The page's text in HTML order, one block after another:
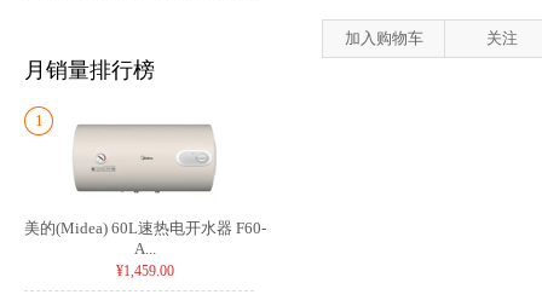
月销量排行榜
1
美的(Midea) 60L速热电开水器 F60-
A...
¥1,459.00
加入购物车 关注